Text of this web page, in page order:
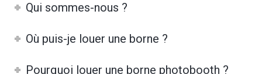
Qui sommes-nous ?
Où puis-je louer une borne ?
Pourquoi louer une borne photobooth ?